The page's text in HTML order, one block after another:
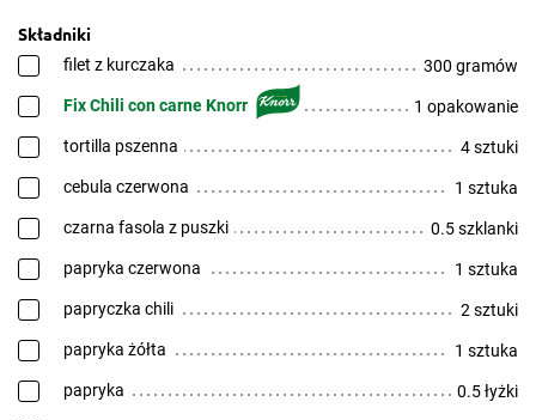
Składniki
filet z kurczaka 300 gramów
Fix Chili con carne Knorr 1 opakowanie
tortilla pszenna 4 sztuki
cebula czerwona 1 sztuka
czarna fasola z puszki 0.5 szklanki
papryka czerwona 1 sztuka
papryczka chili 2 sztuki
papryka żółta 1 sztuka
papryka 0.5 łyżki